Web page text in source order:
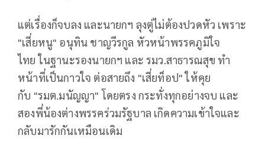
แต่เรื่องก็จบลง และนายกฯ ลุงตู่ไม่ต้องปวดหัว เพราะ
"เสี่ยหนู" อนุทิน ชาญวีรกูล หัวหน้าพรรคภูมิใจ
ไทย ในฐานะรองนายกฯ และ รมว.สาธารณสุข ทำ
หน้าที่เป็นกาวใจ ต่อสายถึง "เสี่ยท็อป" ให้คุย
กับ "รมต.มนัญญา" โดยตรง กระทั่งทุกอย่างจบ และ
สองพี่น้องต่างพรรคร่วมรัฐบาล เกิดความเข้าใจและ
กลับมารักกันเหมือนเดิม